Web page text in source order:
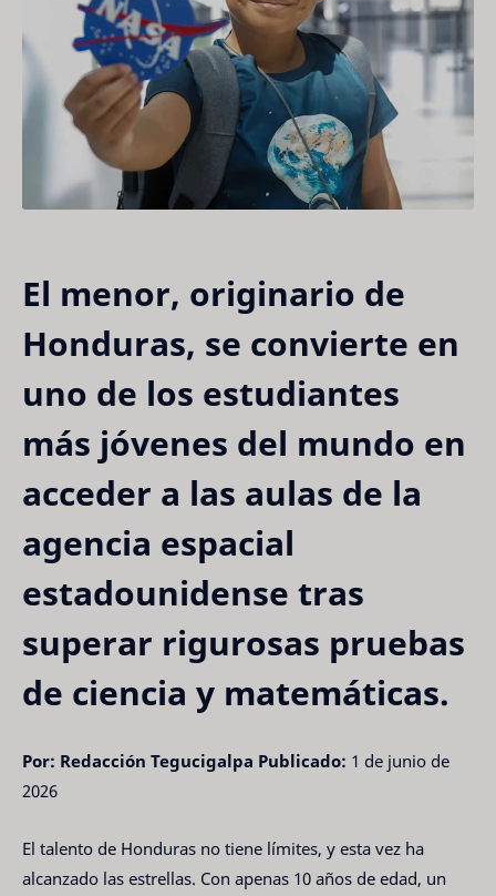
El menor, originario de
Honduras, se convierte en
uno de los estudiantes
más jóvenes del mundo en
acceder a las aulas de la
agencia espacial
estadounidense tras
superar rigurosas pruebas
de ciencia y matemáticas.
Por: Redacción Tegucigalpa Publicado: 1 de junio de
2026
El talento de Honduras no tiene límites, y esta vez ha
alcanzado las estrellas. Con apenas 10 años de edad, un